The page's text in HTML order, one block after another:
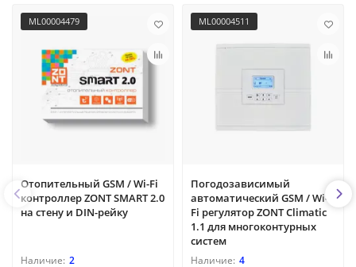
ML00004479
Отопительный GSM / Wi-Fi
контроллер ZONT SMART 2.0
на стену и DIN-рейку
2
ML00004511
Погодозависимый
автоматический GSM / Wi-
Fi регулятор ZONT Climatic
1.1 для многоконтурных
систем
4